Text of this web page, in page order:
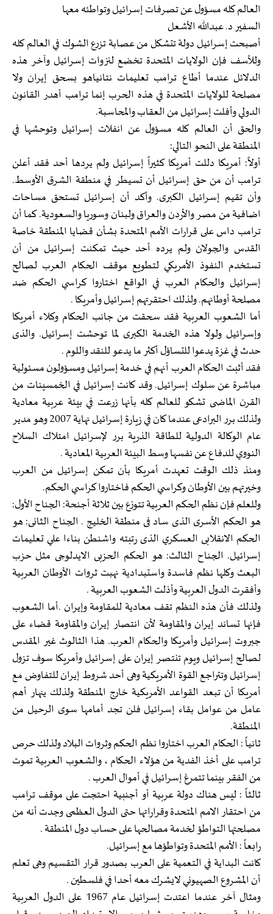
العالم كله مسؤول عن تصرفات إسرائيل وتواطئه معها
السفير د. عبدالله الأشعل
أصبحت إسرائيل دولة تتشكل من عصابة تزرع الشوك في العالم كله
وللأسف فإن الولايات المتحدة تخضع لنزوات إسرائيل وآخر هذه
الدلائل عندما أطاع ترامب تعليمات نتانياهو بسحق إيران ولا
مصلحة للولايات المتحدة في هذه الحرب إنما ترامب أهدر القانون
الدولي وأفلت إسرائيل من العقاب والمحاسبة.
والحق أن العالم كله مسؤول عن انفلات إسرائيل وتوحشها في
المنطقة على النحو التالي:
أولاً: أمريكا دللت أمريكا كثيراً إسرائيل ولم يردها أحد فقد أعلن
ترامب أن من حق إسرائيل أن تسيطر في منطقة الشرق الأوسط.
وأن تقيم إسرائيل الكبرى. وأكد أن إسرائيل تستحق مساحات
اضافية من مصر والأردن والعراق ولبنان وسوريا والسعودية. كما أن
ترامب داس على قرارات الأمم المتحدة بشأن قضايا المنطقة خاصة
القدس والجولان ولم يرده أحد حيث تمكنت إسرائيل من أن
تستخدم النفوذ الأمريكي لتطويع موقف الحكام العرب لصالح
إسرائيل والحكام العرب في الواقع اختاروا كراسي الحكم ضد
مصلحة أوطانهم. ولذلك احتقرتهم إسرائيل وأمريكا .
أما الشعوب العربية فقد سحقت من جانب الحكام وكلاء أمريكا
وإسرائيل ولولا هذه الخدمة الكبرى لما توحشت إسرائيل. والذى
حدث في غزة يدعوا للتساؤل أكثر ما يدعو للنقد واللوم .
فقد أثبت الحكام العرب أنهم في خدمة إسرائيل ومسؤولون مسئولية
مباشرة عن سلوك إسرائيل. وقد كانت إسرائيل في الخمسينات من
القرن الماضى تشكو للعالم كله بأنها زرعت في بيئة عربية معادية
ولذلك برر البرادعى عندما كان في زيارة إسرائيل نهاية 2007 وهو مدير
عام الوكالة الدولية للطاقة الذرية برر لإسرائيل امتلاك السلاح
النووي للدفاع عن نفسها وسط البيئة العربية المعادية .
ومنذ ذلك الوقت تعهدت أمريكا بأن تمكن إسرائيل من العرب
وخيرتهم بين الأوطان وكراسي الحكم فاختاروا كراسي الحكم.
وللعلم فإن نظم الحكم العربية تتوزع بين ثلاثة أجنحة: الجناح الأول:
هو الحكم الأسرى الذى ساد فى منطقة الخليج . الجناح الثانى: هو
الحكم الانقلابى العسكري الذى رتبته واشنطن بناءا علي تعليمات
إسرائيل. الجناح الثالث: هو الحكم الحزبى الايدلوجى مثل حزب
البعث وكلها نظم فاسدة واستبدادية نهبت ثروات الأوطان العربية
وأفقرت الدول العربية وأذلت الشعوب العربية .
ولذلك فأن هذه النظم تقف معادية للمقاومة وإيران .أما الشعوب
فإنها تساند إيران والمقاومة لأن انتصار إيران والمقاومة قضاء على
جبروت إسرائيل وأمريكا والحكام العرب. هذا الثالوث غير المقدس
لصالح إسرائيل ويوم تنتصر إيران على إسرائيل وأمريكا سوف تزول
إسرائيل وتتراجع القوة الأمريكية وهى أحد شروط إيران للتفاوض مع
أمريكا أن تبعد القواعد الأمريكية خارج المنطقة ولذلك ينهار أهم
عامل من عوامل بقاء إسرائيل فلن تجد أمامها سوى الرحيل من
المنطقة.
ثانياً : الحكام العرب اختاروا نظم الحكم وثروات البلاد ولذلك حرص
ترامب على أخذ الفدية من هؤلاء الحكام ، والشعوب العربية تموت
من الفقر بينما تتمرغ إسرائيل في أموال العرب .
ثالثاً : ليس هناك دولة عربية أو أجنبية احتجت على موقف ترامب
من احتقار الامم المتحدة وقراراتها حتى الدول العظمى وجدت أنه من
مصلحتها التواطؤ لخدمة مصالحها على حساب دول المنطقة .
رابعاً : الأمم المتحدة وتواطؤها مع إسرائيل.
كانت البداية في التعمية على العرب بصدور قرار التقسيم وهى تعلم
أن المشروع الصهيوني لايشرك معه أحدا في فلسطين .
ومثال آخر عندما اعتدت إسرائيل عام 1967 على الدول العربية